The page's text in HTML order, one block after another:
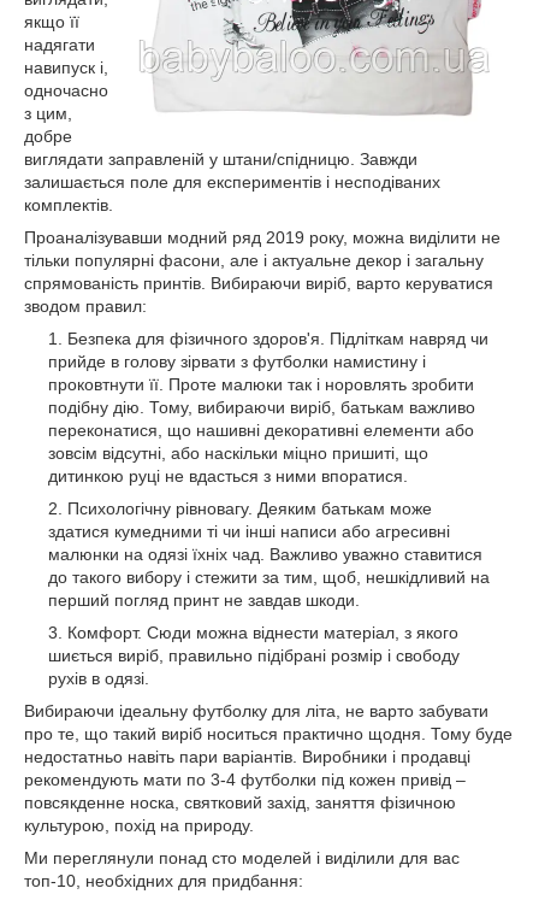
якщо її
надягати
навипуск і,
одночасно
з цим,
добре
виглядати заправленій у штани/спідницю. Завжди
залишається поле для експериментів і несподіваних
комплектів.
Проаналізувавши модний ряд 2019 року, можна виділити не
тільки популярні фасони, але і актуальне декор і загальну
спрямованість принтів. Вибираючи виріб, варто керуватися
зводом правил:
Безпека для фізичного здоров'я. Підліткам навряд чи
прийде в голову зірвати з футболки намистину і
проковтнути її. Проте малюки так і норовлять зробити
подібну дію. Тому, вибираючи виріб, батькам важливо
переконатися, що нашивні декоративні елементи або
зовсім відсутні, або наскільки міцно пришиті, що
дитинкою руці не вдасться з ними впоратися.
Психологічну рівновагу. Деяким батькам може
здатися кумедними ті чи інші написи або агресивні
малюнки на одязі їхніх чад. Важливо уважно ставитися
до такого вибору і стежити за тим, щоб, нешкідливий на
перший погляд принт не завдав шкоди.
Комфорт. Сюди можна віднести матеріал, з якого
шиється виріб, правильно підібрані розмір і свободу
рухів в одязі.
Вибираючи ідеальну футболку для літа, не варто забувати
про те, що такий виріб носиться практично щодня. Тому буде
недостатньо навіть пари варіантів. Виробники і продавці
рекомендують мати по 3-4 футболки під кожен привід –
повсякденне носка, святковий захід, заняття фізичною
культурою, похід на природу.
Ми переглянули понад сто моделей і виділили для вас
топ-10, необхідних для придбання: